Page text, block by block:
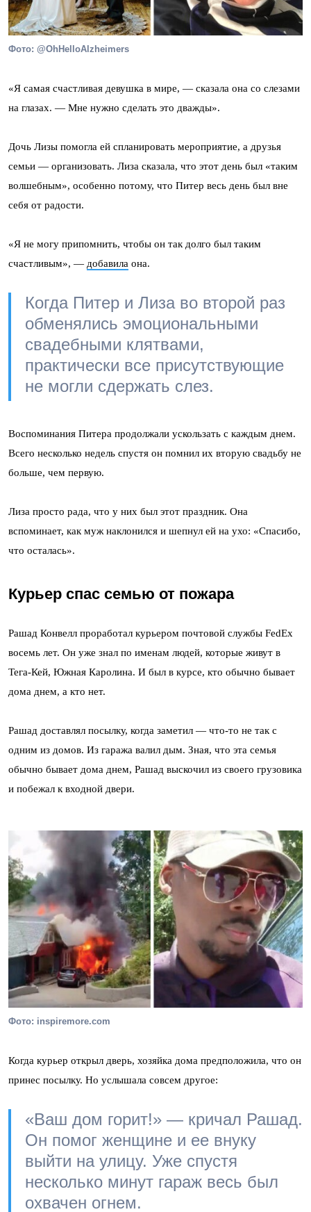
Фото: @OhHelloAlzheimers
«Я самая счастливая девушка в мире, — сказала она со слезами
на глазах. — Мне нужно сделать это дважды».
Дочь Лизы помогла ей спланировать мероприятие, а друзья
семьи — организовать. Лиза сказала, что этот день был «таким
волшебным», особенно потому, что Питер весь день был вне
себя от радости.
«Я не могу припомнить, чтобы он так долго был таким
счастливым», — добавила она.
Когда Питер и Лиза во второй раз
обменялись эмоциональными
свадебными клятвами,
практически все присутствующие
не могли сдержать слез.
Воспоминания Питера продолжали ускользать с каждым днем.
Всего несколько недель спустя он помнил их вторую свадьбу не
больше, чем первую.
Лиза просто рада, что у них был этот праздник. Она
вспоминает, как муж наклонился и шепнул ей на ухо: «Спасибо,
что осталась».
Курьер спас семью от пожара
Рашад Конвелл проработал курьером почтовой службы FedEx
восемь лет. Он уже знал по именам людей, которые живут в
Тега-Кей, Южная Каролина. И был в курсе, кто обычно бывает
дома днем, а кто нет.
Рашад доставлял посылку, когда заметил — что-то не так с
одним из домов. Из гаража валил дым. Зная, что эта семья
обычно бывает дома днем, Рашад выскочил из своего грузовика
и побежал к входной двери.
Фото: inspiremore.com
Когда курьер открыл дверь, хозяйка дома предположила, что он
принес посылку. Но услышала совсем другое:
«Ваш дом горит!» — кричал Рашад.
Он помог женщине и ее внуку
выйти на улицу. Уже спустя
несколько минут гараж весь был
охвачен огнем.